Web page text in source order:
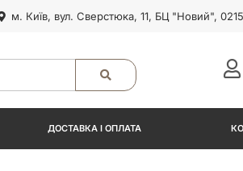
м. Київ, вул. Сверстюка, 11, БЦ "Новий",
ДОСТАВКА І ОПЛАТА